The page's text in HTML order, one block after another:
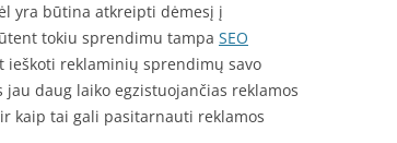
yra būtina atkreipti dėmesį į
tokiu sprendimu tampa SEO
ieškoti reklaminių sprendimų savo
daug laiko egzistuojančias reklamos
kaip tai gali pasitarnauti reklamos